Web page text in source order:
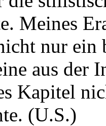
Meines
nur ein
aus der
Kapitel
(U.S.)